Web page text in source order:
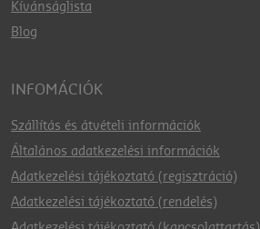
Kívánságlista
Blog
INFOMÁCIÓK
Szállítás és átvételi információk
Általános adatkezelési információk
Adatkezelési tájékoztató (regisztráció)
Adatkezelési tájékoztató (rendelés)